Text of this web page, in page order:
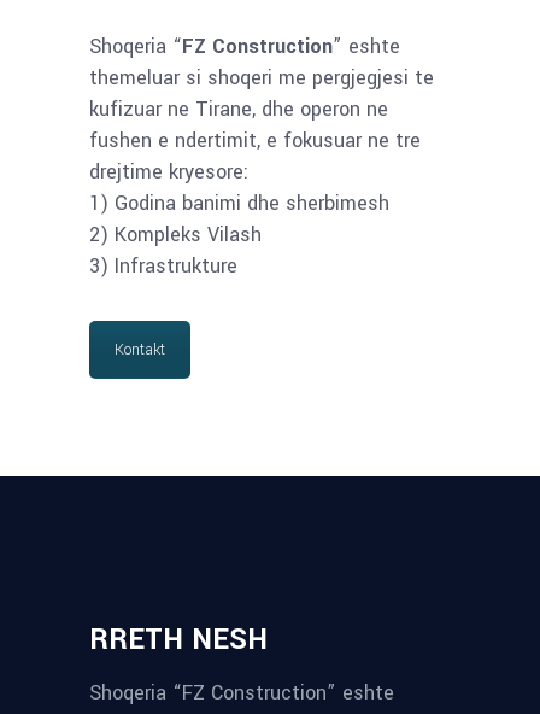
Shoqeria “FZ Construction” eshte
themeluar si shoqeri me pergjegjesi te
kufizuar ne Tirane, dhe operon ne
fushen e ndertimit, e fokusuar ne tre
drejtime kryesore:
1) Godina banimi dhe sherbimesh
2) Kompleks Vilash
3) Infrastrukture
Kontakt
RRETH NESH
Shoqeria “FZ Construction” eshte